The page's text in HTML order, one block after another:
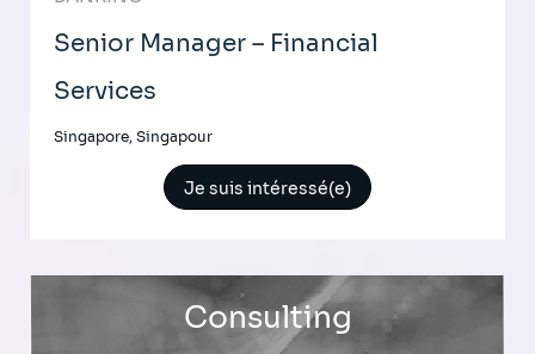
Senior Manager – Financial
Services
Singapore, Singapour
Je suis intéressé(e)
Consulting